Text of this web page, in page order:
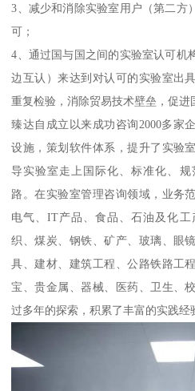
3、减少和消除实验室用户（第二方
可；
4、通过国与国之间的实验室认可机
边互认）来达到对认可的实验室出
重复检验，消除贸易技术壁垒，促进
臻达自成立以来成功咨询2000多家
设施，策划软件体系，提升了实验
导实验室走上国际化、标准化、
路。在实验室管理咨询领域，业务
电气、IT产品、食品、石油及化
织、煤炭、钢铁、矿产、玻璃、眼
具、建材、建筑工程、公路铁路工
宝、贵金属、器械、医药、卫生、
过多年的探索，积累了丰富的实践经